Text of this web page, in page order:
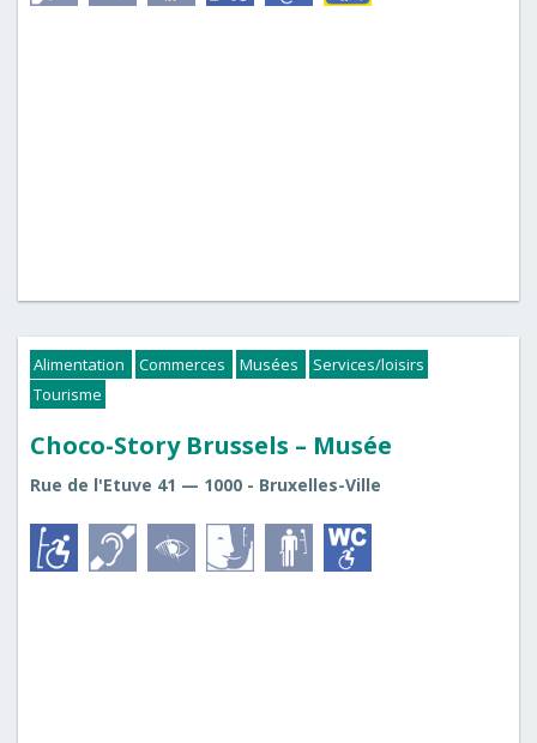
Alimentation Commerces Musées
Services/loisirs
Tourisme
Choco-Story Brussels – Musée
Rue de l'Etuve 41 — 1000 - Bruxelles-Ville